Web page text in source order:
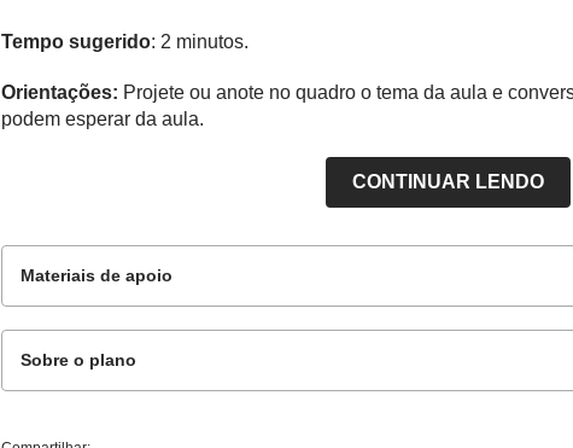
Tempo sugerido: 2 minutos.
Orientações: Projete ou anote no quadro o tema da aula e
podem esperar da aula.
CONTINUAR LENDO
Materiais de apoio
Sobre o plano